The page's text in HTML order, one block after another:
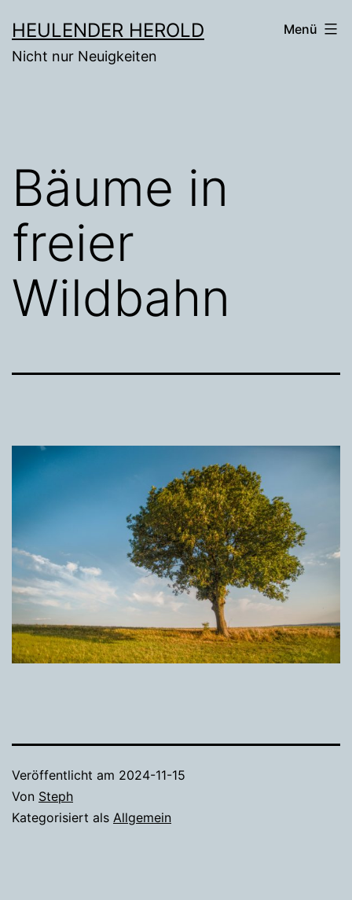
Inhalt
springen
HEULENDER HEROLD
Nicht nur Neuigkeiten
Menü
Bäume in
freier
Wildbahn
Veröffentlicht am 2024-11-15
Von Steph
Kategorisiert als Allgemein